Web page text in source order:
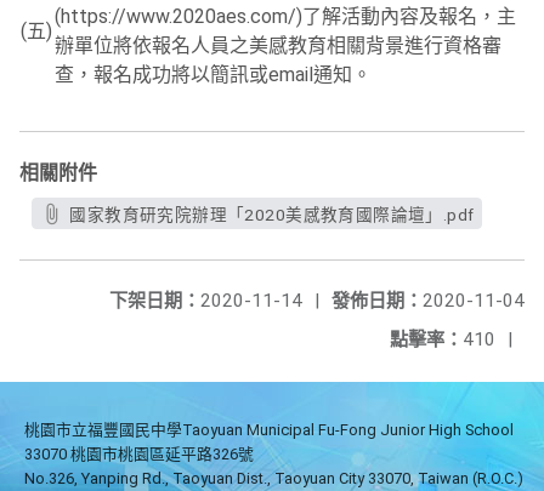
(五)
(https://www.2020aes.com/)了解活動內容及報名，主
辦單位將依報名人員之美感教育相關背景進行資格審
查，報名成功將以簡訊或email通知。
相關附件
國家教育研究院辦理「2020美感教育國際論壇」.pdf
發佈日期： 2020-11-04
下架日期： 2020-11-14
|
點擊率： 410 |
桃園市立福豐國民中學Taoyuan Municipal Fu-Fong Junior High School
33070 桃園市桃園區延平路326號
No.326, Yanping Rd., Taoyuan Dist., Taoyuan City 33070, Taiwan (R.O.C.)